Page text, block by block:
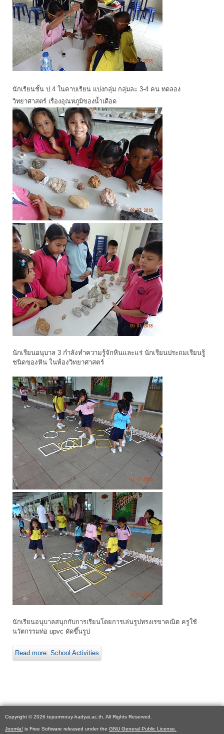
นักเรียนชั้น ป.4 ในคาบเรียน แบ่งกลุ่ม กลุ่มละ 3-4 คน ทดลอง
วิทยาศาสตร์ เรื่องอุณหภูมิของน้ำเดือด
นักเรียนอนุบาล 3 กำลังทำความรู้จักหินและแร่ นักเรียนประถมเรียนรูู้
ชนิดของหิน ในห้องวิทยาศาสตร์
นักเรียนอนุบาลสนุกกับการเรียนโดยการเล่นรูปทรงเรขาคณิต ครูใช้
นวัตกรรมท่อ upvc ดัดขึ้นรูป
Read more: School Activities
Copyright © 2026 tepumnouy-hadyai.ac.th. All Rights Reserved.
Joomla! is Free Software released under the GNU General Public License.